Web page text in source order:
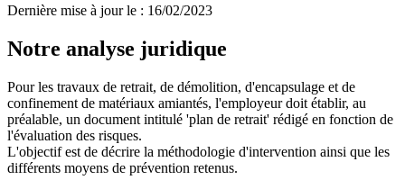
Dernière mise à jour le : 16/02/2023
Notre analyse juridique
Pour les travaux de retrait, de démolition, d'encapsulage et de
confinement de matériaux amiantés, l'employeur doit établir, au
préalable, un document intitulé 'plan de retrait' rédigé en fonction de
l'évaluation des risques.
L'objectif est de décrire la méthodologie d'intervention ainsi que les
différents moyens de prévention retenus.